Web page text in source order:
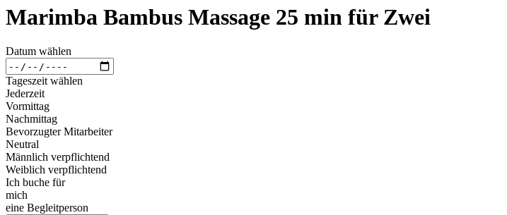
Marimba Bambus Massage 25 min für Zwei
Datum wählen
Tageszeit wählen
Jederzeit
Vormittag
Nachmittag
Bevorzugter Mitarbeiter
Neutral
Männlich verpflichtend
Weiblich verpflichtend
Ich buche für
mich
eine Begleitperson